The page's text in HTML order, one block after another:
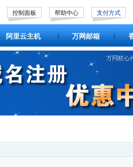
控制面板 帮助中心 支付方式
阿里云主机 万网邮箱